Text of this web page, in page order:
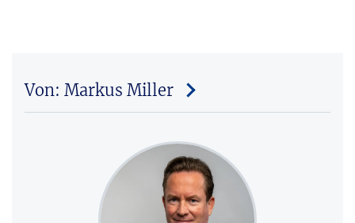
Von: Markus Miller